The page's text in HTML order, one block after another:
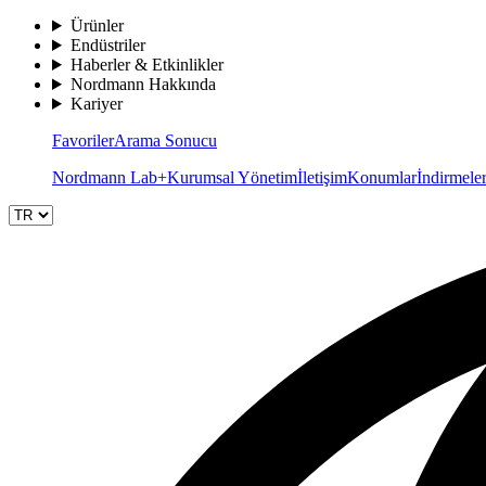
Ürünler
Endüstriler
Haberler & Etkinlikler
Nordmann Hakkında
Kariyer
FavorilerArama Sonucu
Nordmann Lab+Kurumsal YönetimİletişimKonumlarİndirmeler